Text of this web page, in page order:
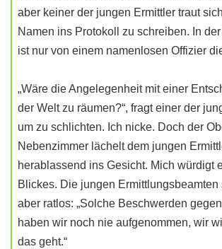
aber keiner der jungen Ermittler traut
Namen ins Protokoll zu schreiben. In
ist nur von einem namenlosen Offizier
„Wäre die Angelegenheit mit einer
der Welt zu räumen?“, fragt einer der
um zu schlichten. Ich nicke. Doch der
Nebenzimmer lächelt dem jungen
herablassend ins Gesicht. Mich würdigt
Blickes. Die jungen Ermittlungsbeamten
aber ratlos: „Solche Beschwerden
haben wir noch nie aufgenommen, wir
das geht.“